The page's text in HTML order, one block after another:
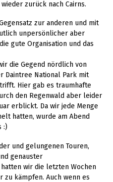
zurück nach Cairns.
zur anderen und mit
unpersönlicher aber
gute Organisation und das
die Gegend nördlich von
Daintree National Park mit
Hier gab es traumhafte
den Regenwald aber leider
erblickt. Da wir jede Menge
hatten, wurde am Abend
:)
und gelungenen Touren,
genauster
wir die letzten Wochen
kämpfen. Auch wenn es